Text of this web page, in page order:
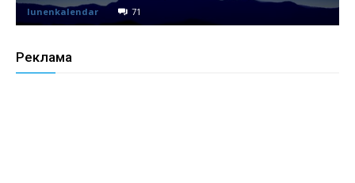
lunenkalendar 71
Реклама